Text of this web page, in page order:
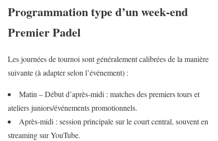
Programmation type d’un week‑end
Premier Padel
Les journées de tournoi sont généralement calibrées de la manière
suivante (à adapter selon l’événement) :
Matin – Début d’après‑midi : matches des premiers tours et
ateliers juniors/événements promotionnels.
Après‑midi : session principale sur le court central, souvent en
streaming sur YouTube.